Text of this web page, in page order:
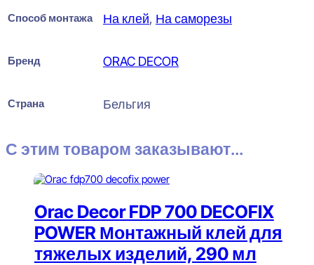
Способ монтажа На клей, На саморезы
Бренд ORAC DECOR
Страна Бельгия
С этим товаром заказывают...
Orac Decor FDP 700 DECOFIX
POWER Монтажный клей для
тяжелых изделий, 290 мл